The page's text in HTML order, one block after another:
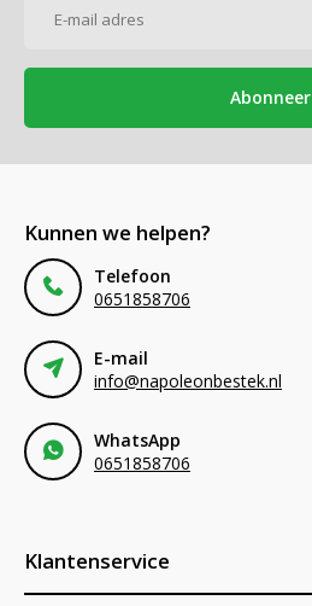
Abonneer
Kunnen we helpen?
Telefoon
0651858706
E-mail
info@napoleonbestek.nl
WhatsApp
0651858706
Klantenservice